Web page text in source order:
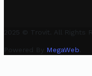
2025 © Trovit. All Rights
Powered By MegaWeb